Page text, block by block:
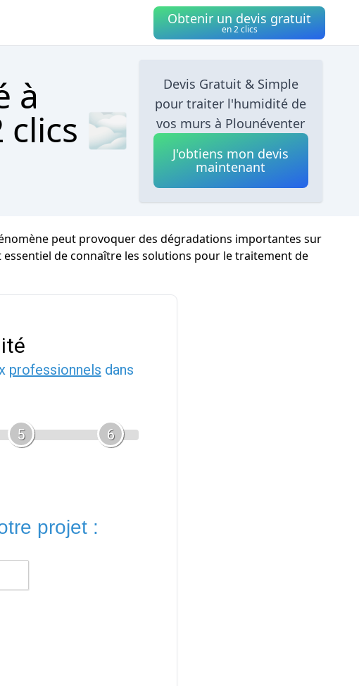
Obtenir un devis gratuit
en 2 clics
à
clics 🌫
Devis Gratuit & Simple
pour traiter l'humidité de
vos murs à Plounéventer
J'obtiens mon devis
maintenant
peut provoquer des dégradations importantes sur
de connaître les solutions pour le traitement de
professionnels dans
5 6
projet :